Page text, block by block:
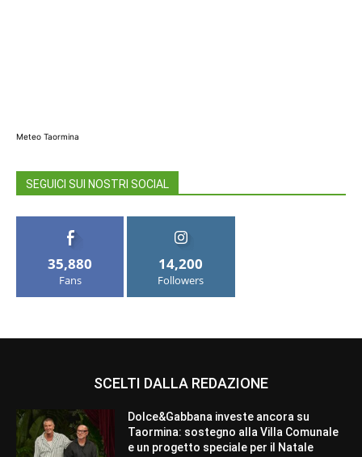
Meteo Taormina
SEGUICI SUI NOSTRI SOCIAL
35,880
Fans
14,200
Followers
SCELTI DALLA REDAZIONE
Dolce&Gabbana investe ancora su
Taormina: sostegno alla Villa Comunale
e un progetto speciale per il Natale